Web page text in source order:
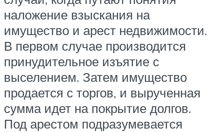
наложение взыскания на
имущество и арест недвижимости.
В первом случае производится
принудительное изъятие с
выселением. Затем имущество
продается с торгов, и вырученная
сумма идет на покрытие долгов.
Под арестом подразумевается